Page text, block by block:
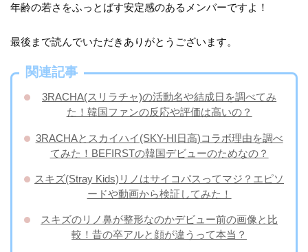
年齢の若さをふっとばす安定感のあるメンバーですよ！
最後まで読んでいただきありがとうございます。
関連記事
3RACHA(スリラチャ)の活動名や結成日を調べてみ
た！韓国ファンの反応や評価は高いの？
3RACHAとスカイハイ(SKY-HI日高)コラボ理由を調べ
てみた！BEFIRSTの韓国デビューのためなの？
スキズ(Stray Kids)リノはサイコパスってマジ？エピソ
ードや動画から検証してみた！
スキズのリノ鼻が整形なのかデビュー前の画像と比
較！昔の卒アルと顔が違うって本当？